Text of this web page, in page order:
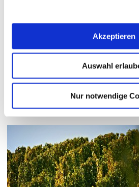
Akzeptieren
Auswahl
Nur notwendige
Jugenheimer St.